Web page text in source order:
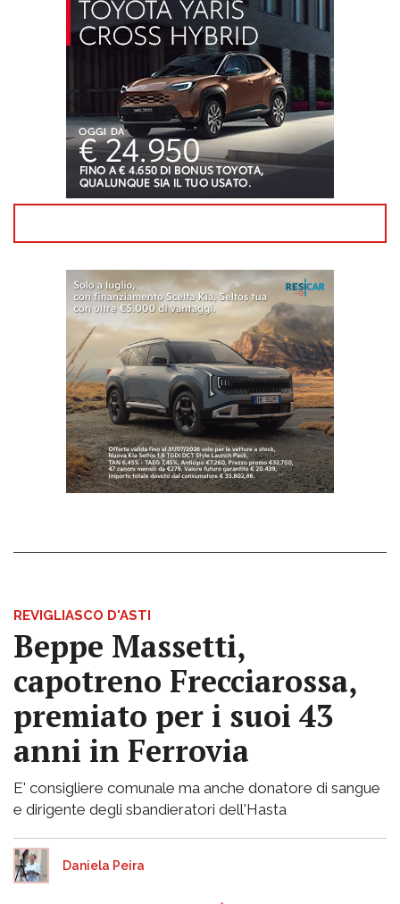
REVIGLIASCO D'ASTI
Beppe Massetti,
capotreno Frecciarossa,
premiato per i suoi 43
anni in Ferrovia
E' consigliere comunale ma anche donatore di sangue
e dirigente degli sbandieratori dell'Hasta
Daniela Peira